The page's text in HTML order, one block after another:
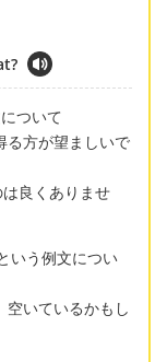
ついて
る方が望ましいで
良くありませ
う例文につい
いているかもし